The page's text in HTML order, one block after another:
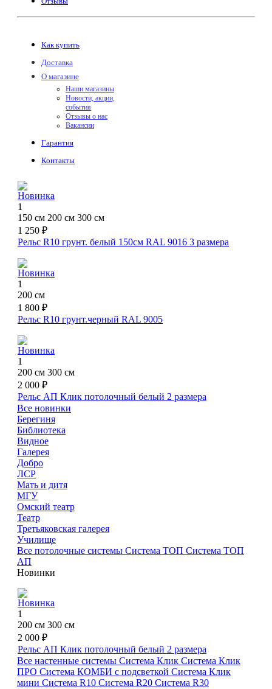
Как купить
Доставка
О магазине
Наши магазины
Новости, акции,
события
Отзывы о нас
Вакансии
Гарантия
Контакты
Новинка
1
150 см 200 см 300 см
1 250 ₽
Рельс R10 грунт. белый 150см RAL 9016 3 размера
Новинка
1
200 см
1 800 ₽
Рельс R10 грунт.черный RAL 9005
Новинка
1
200 см 300 см
2 000 ₽
Рельс АП Клик потолочный белый 2 размера
Все новинки
Берегиня
Библиотека
Видное
Галерея
Добро
ЛСР
Мать и дитя
МГУ
Омский театр
Театр
Третьяковская галерея
Училище
Все потолочные системы Система ТОП Система ТОП
АП
Новинки
Новинка
1
200 см 300 см
2 000 ₽
Рельс АП Клик потолочный белый 2 размера
Все настенные системы Система Клик Система Клик
ПРО Система КОМБИ с подсветкой Система Клик
мини Система R10 Система R20 Система R30